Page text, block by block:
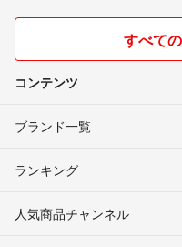
すべて
コンテンツ
ブランド一覧
ランキング
人気商品チャンネル